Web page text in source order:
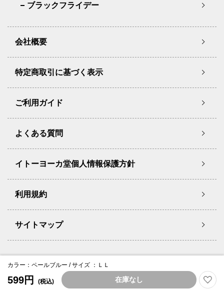
カラー：ペールブルー / サイズ ：ＬＬ
599円 (税込) 在庫なし
ブラックフライデー
会社概要
特定商取引に基づく表示
ご利用ガイド
よくある質問
イトーヨーカ堂個人情報保護方針
利用規約
サイトマップ
Copyright © Ito-Yokado Co.,Ltd. All Rights Reserved.